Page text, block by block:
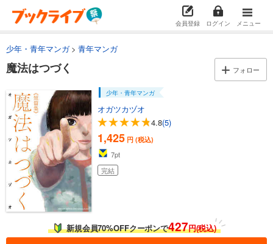
会員登録 ログイン メニュー
少年・青年マンガ 青年マンガ
魔法はつづく フォロー
少年・青年マンガ
オガツカヅオ
4.8(5)
1,425 円 (税込)
7pt
完結
新規会員70%OFFクーポンで427円(税込)